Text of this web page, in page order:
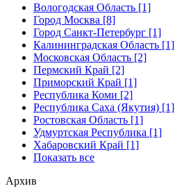
Вологодская Область [1]
Город Москва [8]
Город Санкт-Петербург [1]
Калининградская Область [1]
Московская Область [2]
Пермский Край [2]
Приморский Край [1]
Республика Коми [2]
Республика Саха (Якутия) [1]
Ростовская Область [1]
Удмуртская Республика [1]
Хабаровский Край [1]
Показать все
Архив